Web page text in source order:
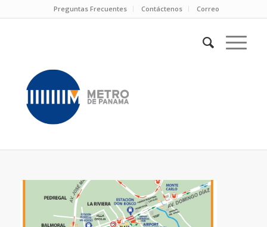
Preguntas Frecuentes Contáctenos Correo